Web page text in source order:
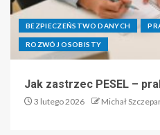
BEZPIECZEŃSTWO DANYCH
ROZWÓJ OSOBISTY
Jak zastrzec PESEL –
3 lutego 2026 Michał